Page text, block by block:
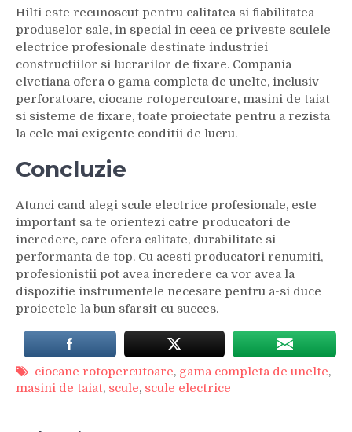
Hilti este recunoscut pentru calitatea si fiabilitatea
produselor sale, in special in ceea ce priveste sculele
electrice profesionale destinate industriei
constructiilor si lucrarilor de fixare. Compania
elvetiana ofera o gama completa de unelte, inclusiv
perforatoare, ciocane rotopercutoare, masini de taiat
si sisteme de fixare, toate proiectate pentru a rezista
la cele mai exigente conditii de lucru.
Concluzie
Atunci cand alegi scule electrice profesionale, este
important sa te orientezi catre producatori de
incredere, care ofera calitate, durabilitate si
performanta de top. Cu acesti producatori renumiti,
profesionistii pot avea incredere ca vor avea la
dispozitie instrumentele necesare pentru a-si duce
proiectele la bun sfarsit cu succes.
ciocane rotopercutoare, gama completa de unelte,
masini de taiat, scule, scule electrice